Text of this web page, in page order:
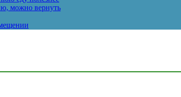
можно вернуть